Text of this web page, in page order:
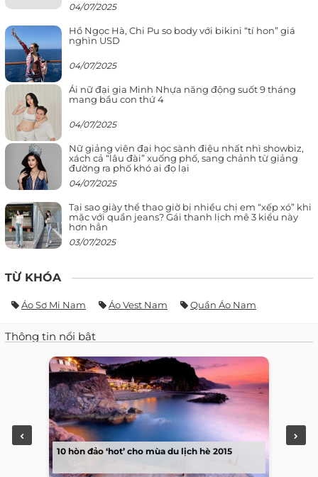
04/07/2025
Hồ Ngọc Hà, Chi Pu so body với bikini “tí hon” giá
nghìn USD
04/07/2025
Ái nữ đại gia Minh Nhựa năng động suốt 9 tháng
mang bầu con thứ 4
04/07/2025
Nữ giảng viên đại học sành điệu nhất nhì showbiz,
xách cả “lâu đài” xuống phố, sang chảnh từ giảng
đường ra phố khó ai đọ lại
04/07/2025
Tại sao giày thể thao giờ bị nhiều chị em “xếp xó” khi
mặc với quần jeans? Gái thanh lịch mê 3 kiểu này
hơn hẳn
03/07/2025
TỪ KHÓA
Áo Sơ Mi Nam Áo Vest Nam Quần Áo Nam
Thông tin nổi bật
10 hòn đảo ‘hot’ cho mùa du lịch hè 2015